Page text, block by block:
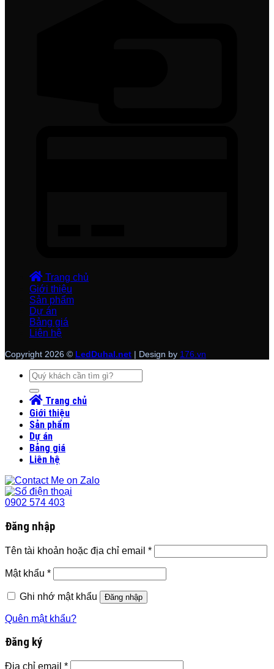
Trang chủ
Giới thiệu
Sản phẩm
Dự án
Bảng giá
Liên hệ
Copyright 2026 © LedDuhal.net | Design by 176.vn
Tìm
kiếm:
Trang chủ
Giới thiệu
Sản phẩm
Dự án
Bảng giá
Liên hệ
0902 574 403
Đăng nhập
Tên tài khoản hoặc địa chỉ email *
Mật khẩu *
Ghi nhớ mật khẩu Đăng nhập
Quên mật khẩu?
Đăng ký
Địa chỉ email *